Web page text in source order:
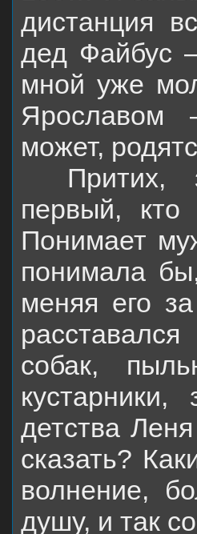
дистанция
дед Файбус
мной уже
Ярославом
может,
Притих,
первый,
Понимает
понимала
меняя его
собак,
детства
сказать?
волнение,
душу, и так